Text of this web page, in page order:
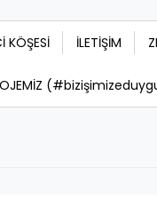
KÖŞESİ İLETİŞİM